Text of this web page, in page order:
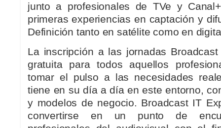
junto a profesionales de TVe y
primeras experiencias en captación y
Definición tanto en satélite como en
La inscripción a las jornadas
gratuita para todos aquellos
tomar el pulso a las necesidades
tiene en su día a día en este entorno,
y modelos de negocio. Broadcast IT
convertirse en un punto de